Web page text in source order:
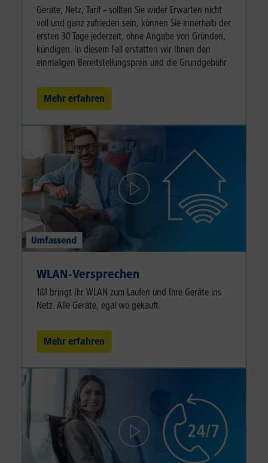
Geräte, Netz, Tarif – sollten Sie wider Erwarten nicht
voll und ganz zufrieden sein, können Sie innerhalb der
ersten 30 Tage jederzeit, ohne Angabe von Gründen,
kündigen. In diesem Fall erstatten wir Ihnen den
einmaligen Bereitstellungspreis und die Grundgebühr.
Mehr erfahren
WLAN-Versprechen
1&1 bringt Ihr WLAN zum Laufen und Ihre Geräte ins
Netz. Alle Geräte, egal wo gekauft.
Mehr erfahren